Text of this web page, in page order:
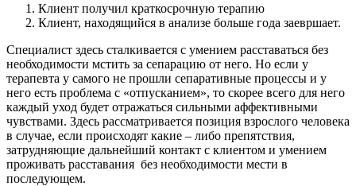
Клиент получил краткосрочную терапию
Клиент, находящийся в анализе больше года заевршает.
Специалист здесь сталкивается с умением расставаться без
необходимости мстить за сепарацию от него. Но если у
терапевта у самого не прошли сепаративные процессы и у
него есть проблема с «отпусканием», то скорее всего для него
каждый уход будет отражаться сильными аффективными
чувствами. Здесь рассматривается позиция взрослого человека
в случае, если происходят какие – либо препятствия,
затрудняющие дальнейший контакт с клиентом и умением
проживать расставания без необходимости мести в
последующем.